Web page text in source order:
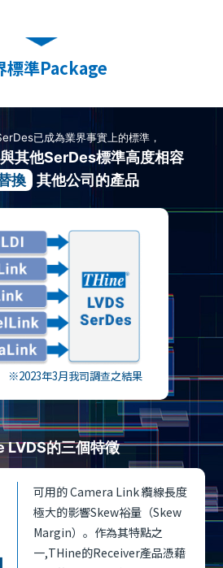
標準Package
已成為業界事實上的標準，
其他SerDes標準高度相容
換 其他公司的產品
※2023年3月我司調查之結果
LVDS的三個特徵
可用的 Camera Link 纜線長度
極大的影響Skew裕量（Skew
Margin）。作為其特點之
一,THine的Receiver產品憑藉